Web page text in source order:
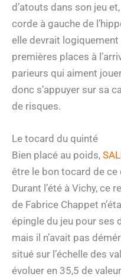
d’atouts dans son jeu
corde à gauche de
elle devrait logiquement
premières places à
parieurs qui aiment
donc s’appuyer sur sa
de risques.
Le tocard du quinté
Bien placé au poids,
être le bon tocard de
Durant l’été à Vichy, ce
de Fabrice Chappet
épingle du jeu pour ses
mais il n’avait pas
situé sur l’échelle des
évoluer en 35,5 de